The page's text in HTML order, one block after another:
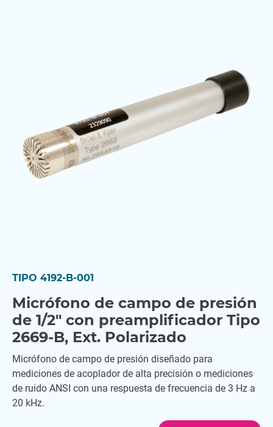
TIPO 4192-B-001
Micrófono de campo de presión
de 1/2" con preamplificador Tipo
2669-B, Ext. Polarizado
Micrófono de campo de presión diseñado para
mediciones de acoplador de alta precisión o mediciones
de ruido ANSI con una respuesta de frecuencia de 3 Hz a
20 kHz.